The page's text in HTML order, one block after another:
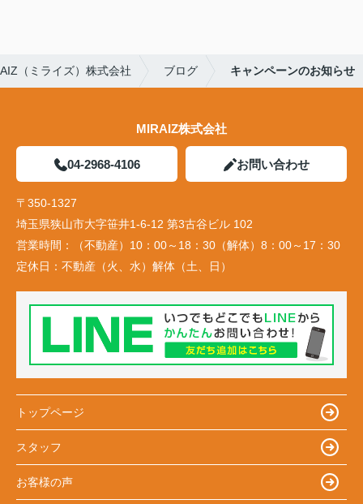
（ミライズ）株式会社 ブログ キャンペーンのお知らせ
MIRAIZ株式会社
04-2968-4106 お問い合わせ
〒350-1327
埼玉県狭山市大字笹井1-6-12 第3古谷ビル 102
営業時間：
（不動産）10：00～18：30（解体）8：00～17：30
定休日： 不動産（火、水）解体（土、日）
トップページ
スタッフ
お客様の声